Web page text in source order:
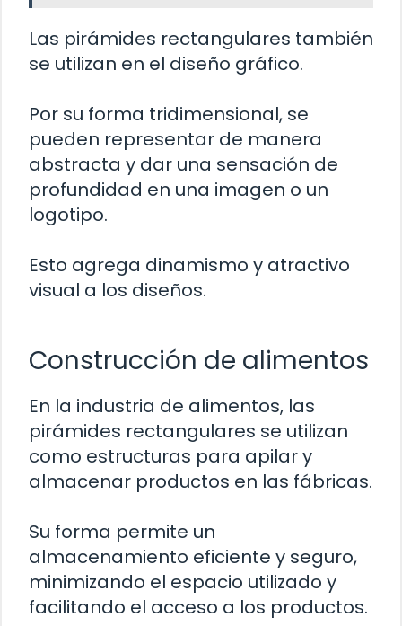
Las pirámides rectangulares también
se utilizan en el diseño gráfico.
Por su forma tridimensional, se
pueden representar de manera
abstracta y dar una sensación de
profundidad en una imagen o un
logotipo.
Esto agrega dinamismo y atractivo
visual a los diseños.
Construcción de alimentos
En la industria de alimentos, las
pirámides rectangulares se utilizan
como estructuras para apilar y
almacenar productos en las fábricas.
Su forma permite un
almacenamiento eficiente y seguro,
minimizando el espacio utilizado y
facilitando el acceso a los productos.